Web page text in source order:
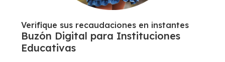
Verifique sus recaudaciones en instantes
Buzón Digital para Instituciones
Educativas